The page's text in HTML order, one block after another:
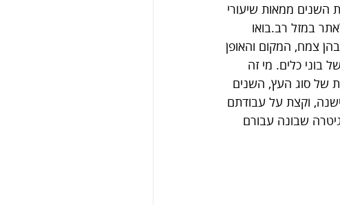
השנים ממאות שיעורי
בן 300 שנה שהוא הצליח לאתר במזל רב.בואו
צמח, המקום והאופן
בוני כלים. מי זה
של סוג העץ, השנים
וקצת על עבודתם
שבונה עבורם